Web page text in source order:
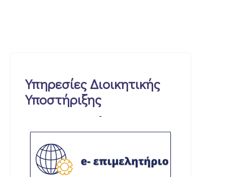
Υπηρεσίες Διοικητικής
Υποστήριξης
-